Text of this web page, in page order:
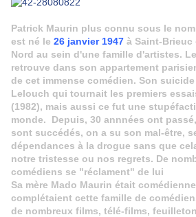
Patrick Maurin plus connu sous le
est né le 26 janvier 1947 à Saint-Brieuc
Nord au sein d'une famille d'artistes. Le
retrouve dans son appartement
de cet immense comédien. Son
Lelouch qui tournait les premiers
(1982), mais aussi ce fut une
monde. Depuis, 30 annnées ont
sont succédés, on a su son mal-être,
dépendances à la drogue sans que
notre tristesse ou nos regrets. De
comédiens se "réclament" de lui
Sa mère Mado Maurin était
complétaient cette famille de
de nombreux films, télé-films,